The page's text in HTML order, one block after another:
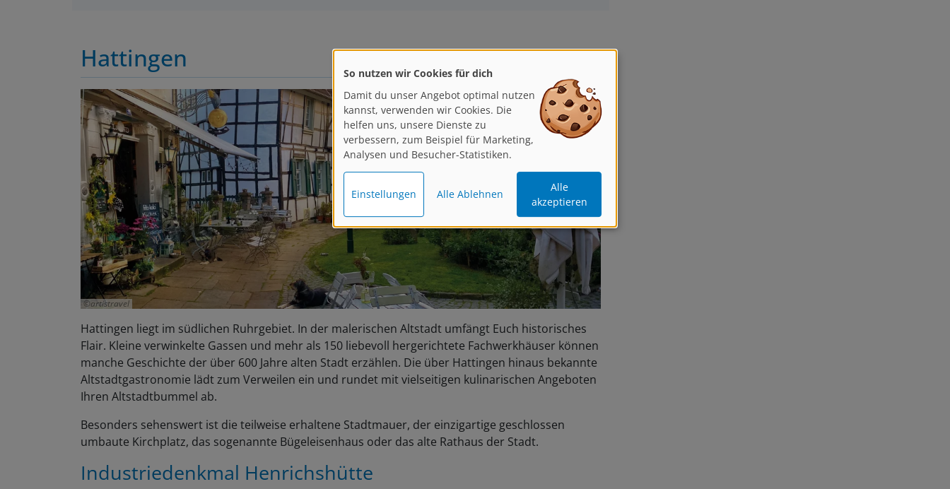
Hattingen
artistravel
Hattingen liegt im südlichen Ruhrgebiet. In der malerischen Altstadt umfängt Euch historisches
Flair. Kleine verwinkelte Gassen und mehr als 150 liebevoll hergerichtete Fachwerkhäuser können
manche Geschichte der über 600 Jahre alten Stadt erzählen. Die über Hattingen hinaus bekannte
Altstadtgastronomie lädt zum Verweilen ein und rundet mit vielseitigen kulinarischen Angeboten
Ihren Altstadtbummel ab.
Besonders sehenswert ist die teilweise erhaltene Stadtmauer, der einzigartige geschlossen
umbaute Kirchplatz, das sogenannte Bügeleisenhaus oder das alte Rathaus der Stadt.
Industriedenkmal Henrichshütte
So nutzen wir Cookies für dich
Damit du unser Angebot optimal nutzen
kannst, verwenden wir Cookies. Die
helfen uns, unsere Dienste zu
verbessern, zum Beispiel für Marketing,
Analysen und Besucher-Statistiken.
Einstellungen Alle Ablehnen
Alle
akzeptieren